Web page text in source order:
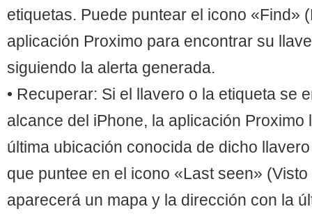
etiquetas. Puede puntear el icono «Find»
aplicación Proximo para encontrar su
siguiendo la alerta generada.
• Recuperar: Si el llavero o la etiqueta se
alcance del iPhone, la aplicación Proximo
última ubicación conocida de dicho
que puntee en el icono «Last seen»
aparecerá un mapa y la dirección con la